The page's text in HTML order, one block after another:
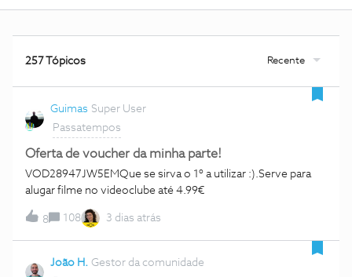
257 Tópicos Recente
Guimas Super User
Passatempos
Oferta de voucher da minha parte!
VOD28947JW5EMQue se sirva o 1º a utilizar :).Serve para
alugar filme no videoclube até 4.99€
8 108 3 dias atrás
João H. Gestor da comunidade